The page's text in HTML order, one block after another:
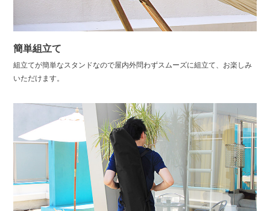
簡単組立て
組立てが簡単なスタンドなので屋内外問わずスムーズに組立て、お楽しみ
いただけます。